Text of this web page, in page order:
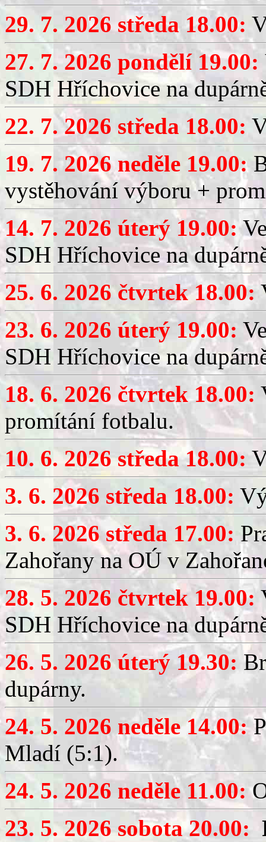
29. 7. 2026 středa 18.00:
27. 7. 2026 pondělí 19.00:
SDH Hříchovice na
22. 7. 2026 středa 18.00:
19. 7. 2026 neděle 19.00:
vystěhování výboru +
14. 7. 2026 úterý 19.00:
SDH Hříchovice na
25. 6. 2026 čtvrtek 18.00:
23. 6. 2026 úterý 19.00:
SDH Hříchovice na
18. 6. 2026 čtvrtek 18.00:
promítání fotbalu.
10. 6. 2026 středa 18.00:
3. 6. 2026 středa 18.00:
3. 6. 2026 středa 17.00:
Zahořany na OÚ v
28. 5. 2026 čtvrtek 19.00:
SDH Hříchovice na
26. 5. 2026 úterý 19.30:
dupárny.
24. 5. 2026 neděle 14.00:
Mladí (5:1).
24. 5. 2026 neděle 11.00:
23. 5. 2026 sobota 20.00: